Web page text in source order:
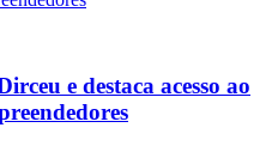
e destaca acesso ao